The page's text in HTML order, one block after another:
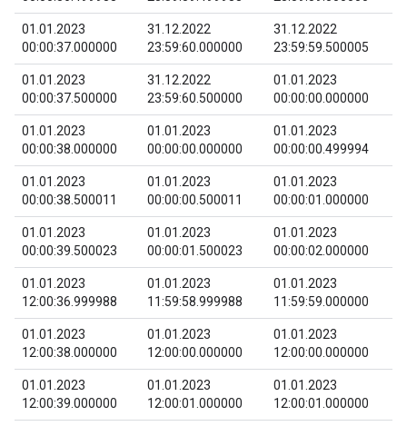
01.01.2023
00:00:37.000000
31.12.2022
23:59:60.000000
31.12.2022
23:59:59.500005
01.01.2023
00:00:37.500000
31.12.2022
23:59:60.500000
01.01.2023
00:00:00.000000
01.01.2023
00:00:38.000000
01.01.2023
00:00:00.000000
01.01.2023
00:00:00.499994
01.01.2023
00:00:38.500011
01.01.2023
00:00:00.500011
01.01.2023
00:00:01.000000
01.01.2023
00:00:39.500023
01.01.2023
00:00:01.500023
01.01.2023
00:00:02.000000
01.01.2023
12:00:36.999988
01.01.2023
11:59:58.999988
01.01.2023
11:59:59.000000
01.01.2023
12:00:38.000000
01.01.2023
12:00:00.000000
01.01.2023
12:00:00.000000
01.01.2023
12:00:39.000000
01.01.2023
12:00:01.000000
01.01.2023
12:00:01.000000